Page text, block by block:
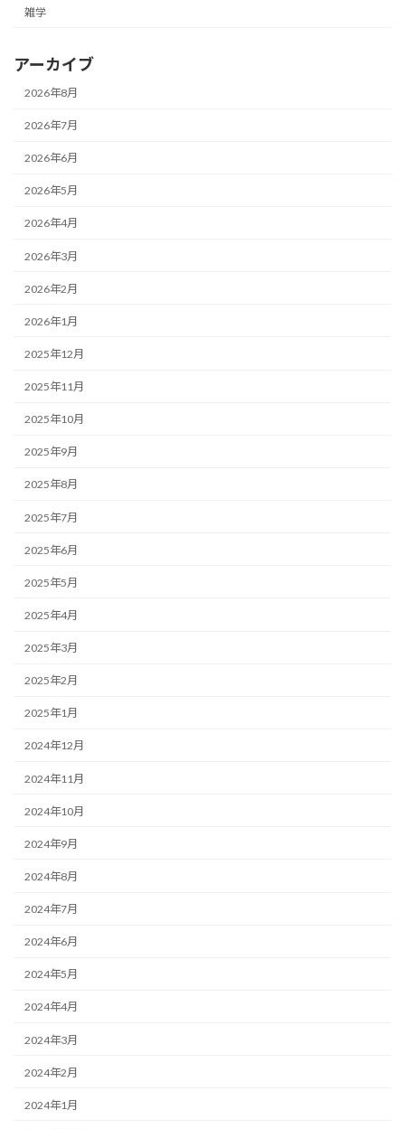
雑学
アーカイブ
2026年8月
2026年7月
2026年6月
2026年5月
2026年4月
2026年3月
2026年2月
2026年1月
2025年12月
2025年11月
2025年10月
2025年9月
2025年8月
2025年7月
2025年6月
2025年5月
2025年4月
2025年3月
2025年2月
2025年1月
2024年12月
2024年11月
2024年10月
2024年9月
2024年8月
2024年7月
2024年6月
2024年5月
2024年4月
2024年3月
2024年2月
2024年1月